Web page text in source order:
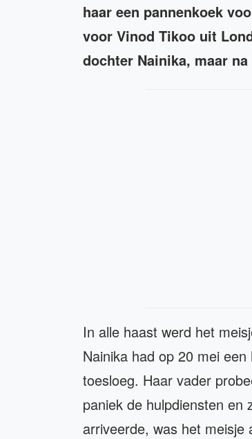
haar een pannenkoek
voor Vinod Tikoo uit
dochter Nainika, maar
In alle haast werd het
Nainika had op 20 mei
toesloeg. Haar vader
paniek de hulpdiensten en
arriveerde, was het meisje